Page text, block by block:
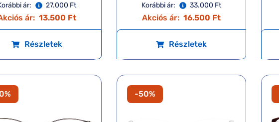
ár:
27.000 Ft
ár: 13.500 Ft
Részletek
Korábbi ár:
33.000 Ft
Akciós ár: 16.500 Ft
Részletek
-50%